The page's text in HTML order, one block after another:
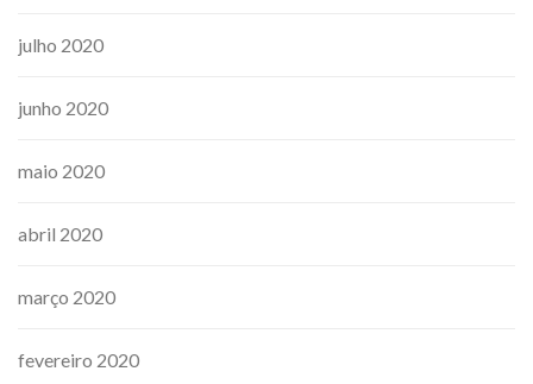
julho 2020
junho 2020
maio 2020
abril 2020
março 2020
fevereiro 2020